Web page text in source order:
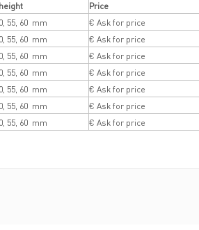
Price
55, 60 mm
€ Ask for price
55, 60 mm
€ Ask for price
55, 60 mm
€ Ask for price
55, 60 mm
€ Ask for price
55, 60 mm
€ Ask for price
55, 60 mm
€ Ask for price
55, 60 mm € Ask for price